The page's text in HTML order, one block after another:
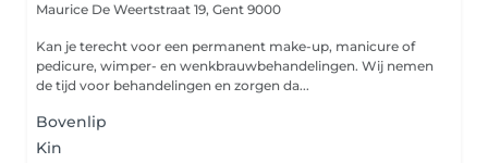
Maurice De Weertstraat 19, Gent 9000
Kan je terecht voor een permanent make-up, manicure of
pedicure, wimper- en wenkbrauwbehandelingen. Wij nemen
de tijd voor behandelingen en zorgen da...
Bovenlip
Kin